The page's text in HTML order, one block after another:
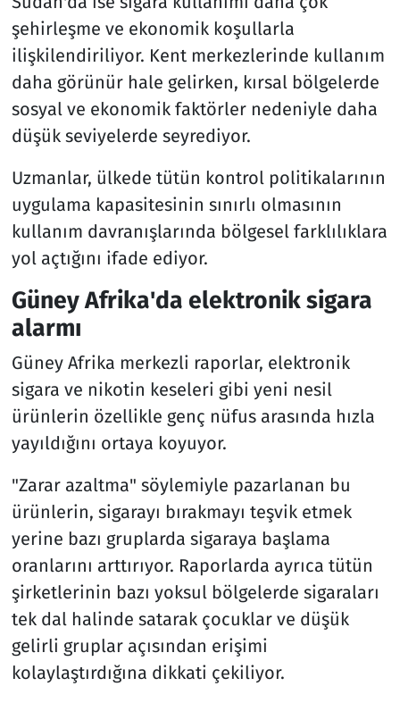
şehirleşme ve ekonomik koşullarla
ilişkilendiriliyor. Kent merkezlerinde kullanım
daha görünür hale gelirken, kırsal bölgelerde
sosyal ve ekonomik faktörler nedeniyle daha
düşük seviyelerde seyrediyor.
Uzmanlar, ülkede tütün kontrol politikalarının
uygulama kapasitesinin sınırlı olmasının
kullanım davranışlarında bölgesel farklılıklara
yol açtığını ifade ediyor.
Güney Afrika'da elektronik sigara
alarmı
Güney Afrika merkezli raporlar, elektronik
sigara ve nikotin keseleri gibi yeni nesil
ürünlerin özellikle genç nüfus arasında hızla
yayıldığını ortaya koyuyor.
"Zarar azaltma" söylemiyle pazarlanan bu
ürünlerin, sigarayı bırakmayı teşvik etmek
yerine bazı gruplarda sigaraya başlama
oranlarını arttırıyor. Raporlarda ayrıca tütün
şirketlerinin bazı yoksul bölgelerde sigaraları
tek dal halinde satarak çocuklar ve düşük
gelirli gruplar açısından erişimi
kolaylaştırdığına dikkati çekiliyor.